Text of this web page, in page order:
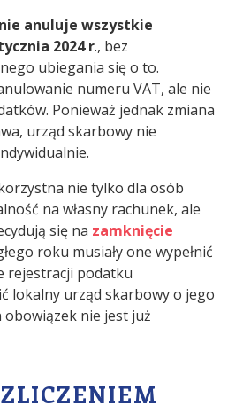
anuluje wszystkie
2024 r., bez
ubiegania się o to.
numeru VAT, ale nie
Ponieważ jednak zmiana
urząd skarbowy nie
nie tylko dla osób
na własny rachunek, ale
się na zamknięcie
roku musiały one wypełnić
rejestracji podatku
lokalny urząd skarbowy o jego
nie jest już